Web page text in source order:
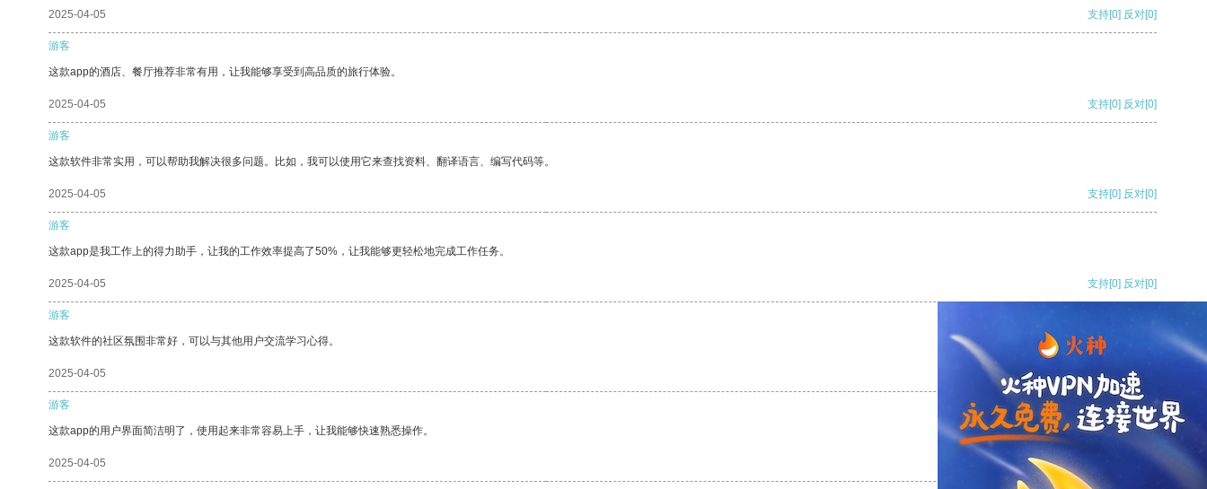
2025-04-05 支持[0] 反对[0]
游客
这款app的酒店、餐厅推荐非常有用，让我能够享受到高品质的旅行体验。
2025-04-05 支持[0] 反对[0]
游客
这款软件非常实用，可以帮助我解决很多问题。比如，我可以使用它来查找资料、翻译语言、编写代码等。
2025-04-05 支持[0] 反对[0]
游客
这款app是我工作上的得力助手，让我的工作效率提高了50%，让我能够更轻松地完成工作任务。
2025-04-05 支持[0] 反对[0]
游客
这款软件的社区氛围非常好，可以与其他用户交流学习心得。
2025-04-05 支持 反对
游客
这款app的用户界面简洁明了，使用起来非常容易上手，让我能够快速熟悉操作。
2025-04-05 [0]